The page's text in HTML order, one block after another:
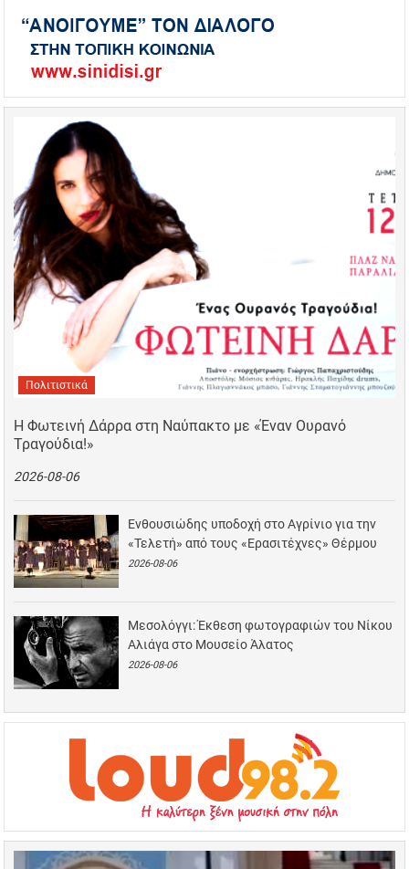
Πολιτιστικά
Η Φωτεινή Δάρρα στη Ναύπακτο με «Έναν Ουρανό
Τραγούδια!»
2026-08-06
Ενθουσιώδης υποδοχή στο Αγρίνιο για την
«Τελετή» από τους «Ερασιτέχνες» Θέρμου
2026-08-06
Μεσολόγγι: Έκθεση φωτογραφιών του Νίκου
Αλιάγα στο Μουσείο Άλατος
2026-08-06